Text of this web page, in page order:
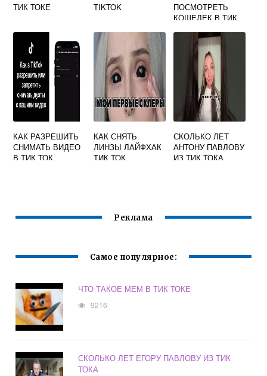
ТИК ТОКЕ
TIKTOK
ПОСМОТРЕТЬ
КОШЕЛЕК В ТИК
КАК РАЗРЕШИТЬ
СНИМАТЬ ВИДЕО
В ТИК ТОК
КАК СНЯТЬ
ЛИНЗЫ ЛАЙФХАК
ТИК ТОК
СКОЛЬКО ЛЕТ
АНТОНУ ПАВЛОВУ
ИЗ ТИК ТОКА
Реклама
Самое популярное:
ЧТО ТАКОЕ МЕМ В ТИК ТОКЕ
9216
СКОЛЬКО ЛЕТ ЕГОРУ ПАВЛОВУ ИЗ ТИК
ТОКА